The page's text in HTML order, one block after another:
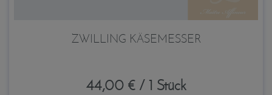
ZWILLING KÄSEMESSER
44,00 € / 1 Stück